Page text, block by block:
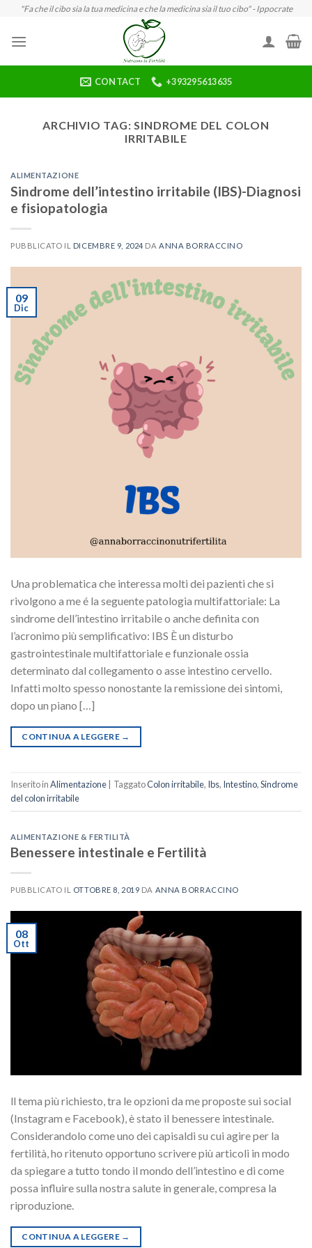
content
"Fa che il cibo sia la tua medicina e che la medicina sia il tuo cibo" - Ippocrate
CONTACT +393295613635
ARCHIVIO TAG:SINDROME DEL COLON
IRRITABILE
ALIMENTAZIONE
Sindrome dell’intestino irritabile (IBS)-Diagnosi
e fisiopatologia
PUBBLICATO IL DICEMBRE 9, 2024 DA ANNA BORRACCINO
09
Dic
Una problematica che interessa molti dei pazienti che si
rivolgono a me é la seguente patologia multifattoriale: La
sindrome dell’intestino irritabile o anche definita con
l’acronimo più semplificativo: IBS È un disturbo
gastrointestinale multifattoriale e funzionale ossia
determinato dal collegamento o asse intestino cervello.
Infatti molto spesso nonostante la remissione dei sintomi,
dopo un piano […]
CONTINUA A LEGGERE →
Inserito inAlimentazione TaggatoColon irritabile, Ibs, Intestino,Sindrome
del colon irritabile
ALIMENTAZIONE & FERTILITÀ
Benessere intestinale e Fertilità
PUBBLICATO IL OTTOBRE 8, 2019 DA ANNA BORRACCINO
08
Ott
ll tema più richiesto, tra le opzioni da me proposte sui social
(Instagram e Facebook), è stato il benessere intestinale.
Considerandolo come uno dei capisaldi su cui agire per la
fertilità, ho ritenuto opportuno scrivere più articoli in modo
da spiegare a tutto tondo il mondo dell’intestino e di come
possa influire sulla nostra salute in generale, compresa la
riproduzione.
CONTINUA A LEGGERE →